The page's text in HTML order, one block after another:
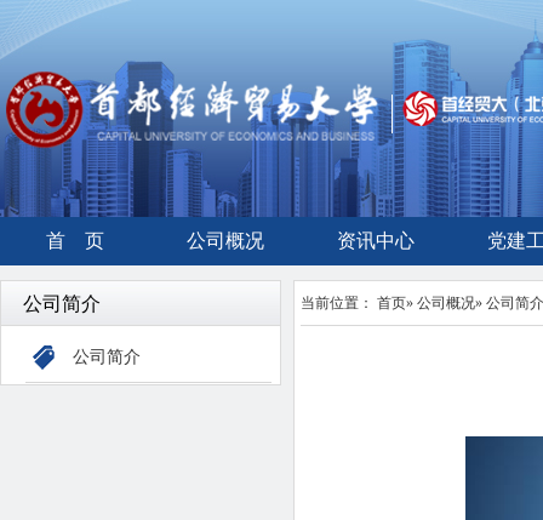
首 页 公司概况 资讯中心 党建
公司简介
公司简介
当前位置： 首页» 公司概况» 公司简介